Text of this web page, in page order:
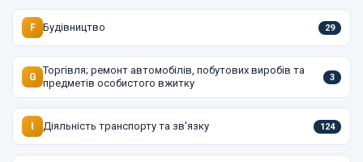
F Будівництво 29
G
Торгівля; ремонт автомобілів, побутових виробів та
предметів особистого вжитку
3
I Діяльність транспорту та зв'язку 124